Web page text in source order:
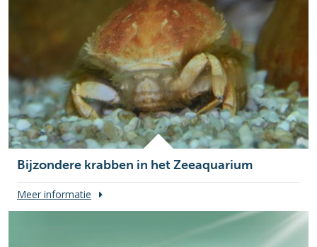
Bijzondere krabben in het Zeeaquarium
Meer informatie